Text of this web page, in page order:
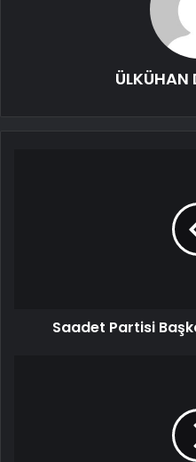
ÜLKÜHAN
Saadet Partisi